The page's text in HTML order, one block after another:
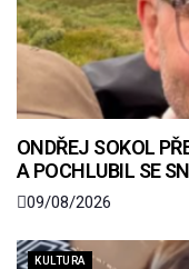
ONDŘEJ SOKOL
A POCHLUBIL SE
09/08/2026
KULTURA